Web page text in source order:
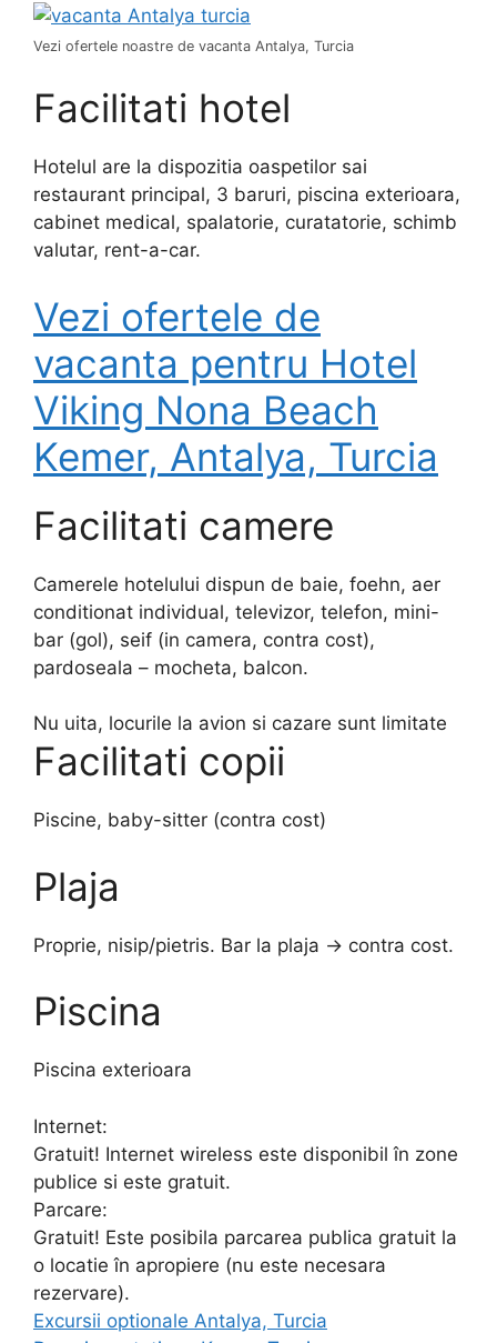
Vezi ofertele noastre de vacanta Antalya, Turcia
Facilitati hotel
Hotelul are la dispozitia oaspetilor sai
restaurant principal, 3 baruri, piscina exterioara,
cabinet medical, spalatorie, curatatorie, schimb
valutar, rent-a-car.
Vezi ofertele de
vacanta pentru Hotel
Viking Nona Beach
Kemer, Antalya, Turcia
Facilitati camere
Camerele hotelului dispun de baie, foehn, aer
conditionat individual, televizor, telefon, mini-
bar (gol), seif (in camera, contra cost),
pardoseala – mocheta, balcon.
Nu uita, locurile la avion si cazare sunt limitate
Facilitati copii
Piscine, baby-sitter (contra cost)
Plaja
Proprie, nisip/pietris. Bar la plaja -> contra cost.
Piscina
Piscina exterioara
Internet:
Gratuit! Internet wireless este disponibil în zone
publice si este gratuit.
Parcare:
Gratuit! Este posibila parcarea publica gratuit la
o locatie în apropiere (nu este necesara
rezervare).
Excursii optionale Antalya, Turcia